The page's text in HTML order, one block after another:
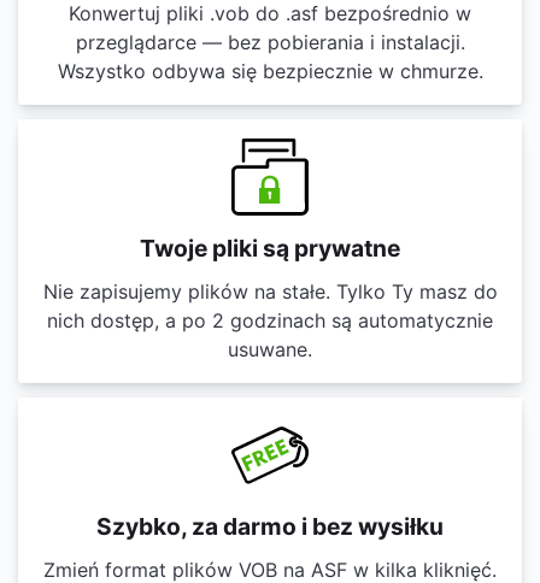
Konwertuj pliki .vob do .asf bezpośrednio w
przeglądarce — bez pobierania i instalacji.
Wszystko odbywa się bezpiecznie w chmurze.
Twoje pliki są prywatne
Nie zapisujemy plików na stałe. Tylko Ty masz do
nich dostęp, a po 2 godzinach są automatycznie
usuwane.
Szybko, za darmo i bez wysiłku
Zmień format plików VOB na ASF w kilka kliknięć.